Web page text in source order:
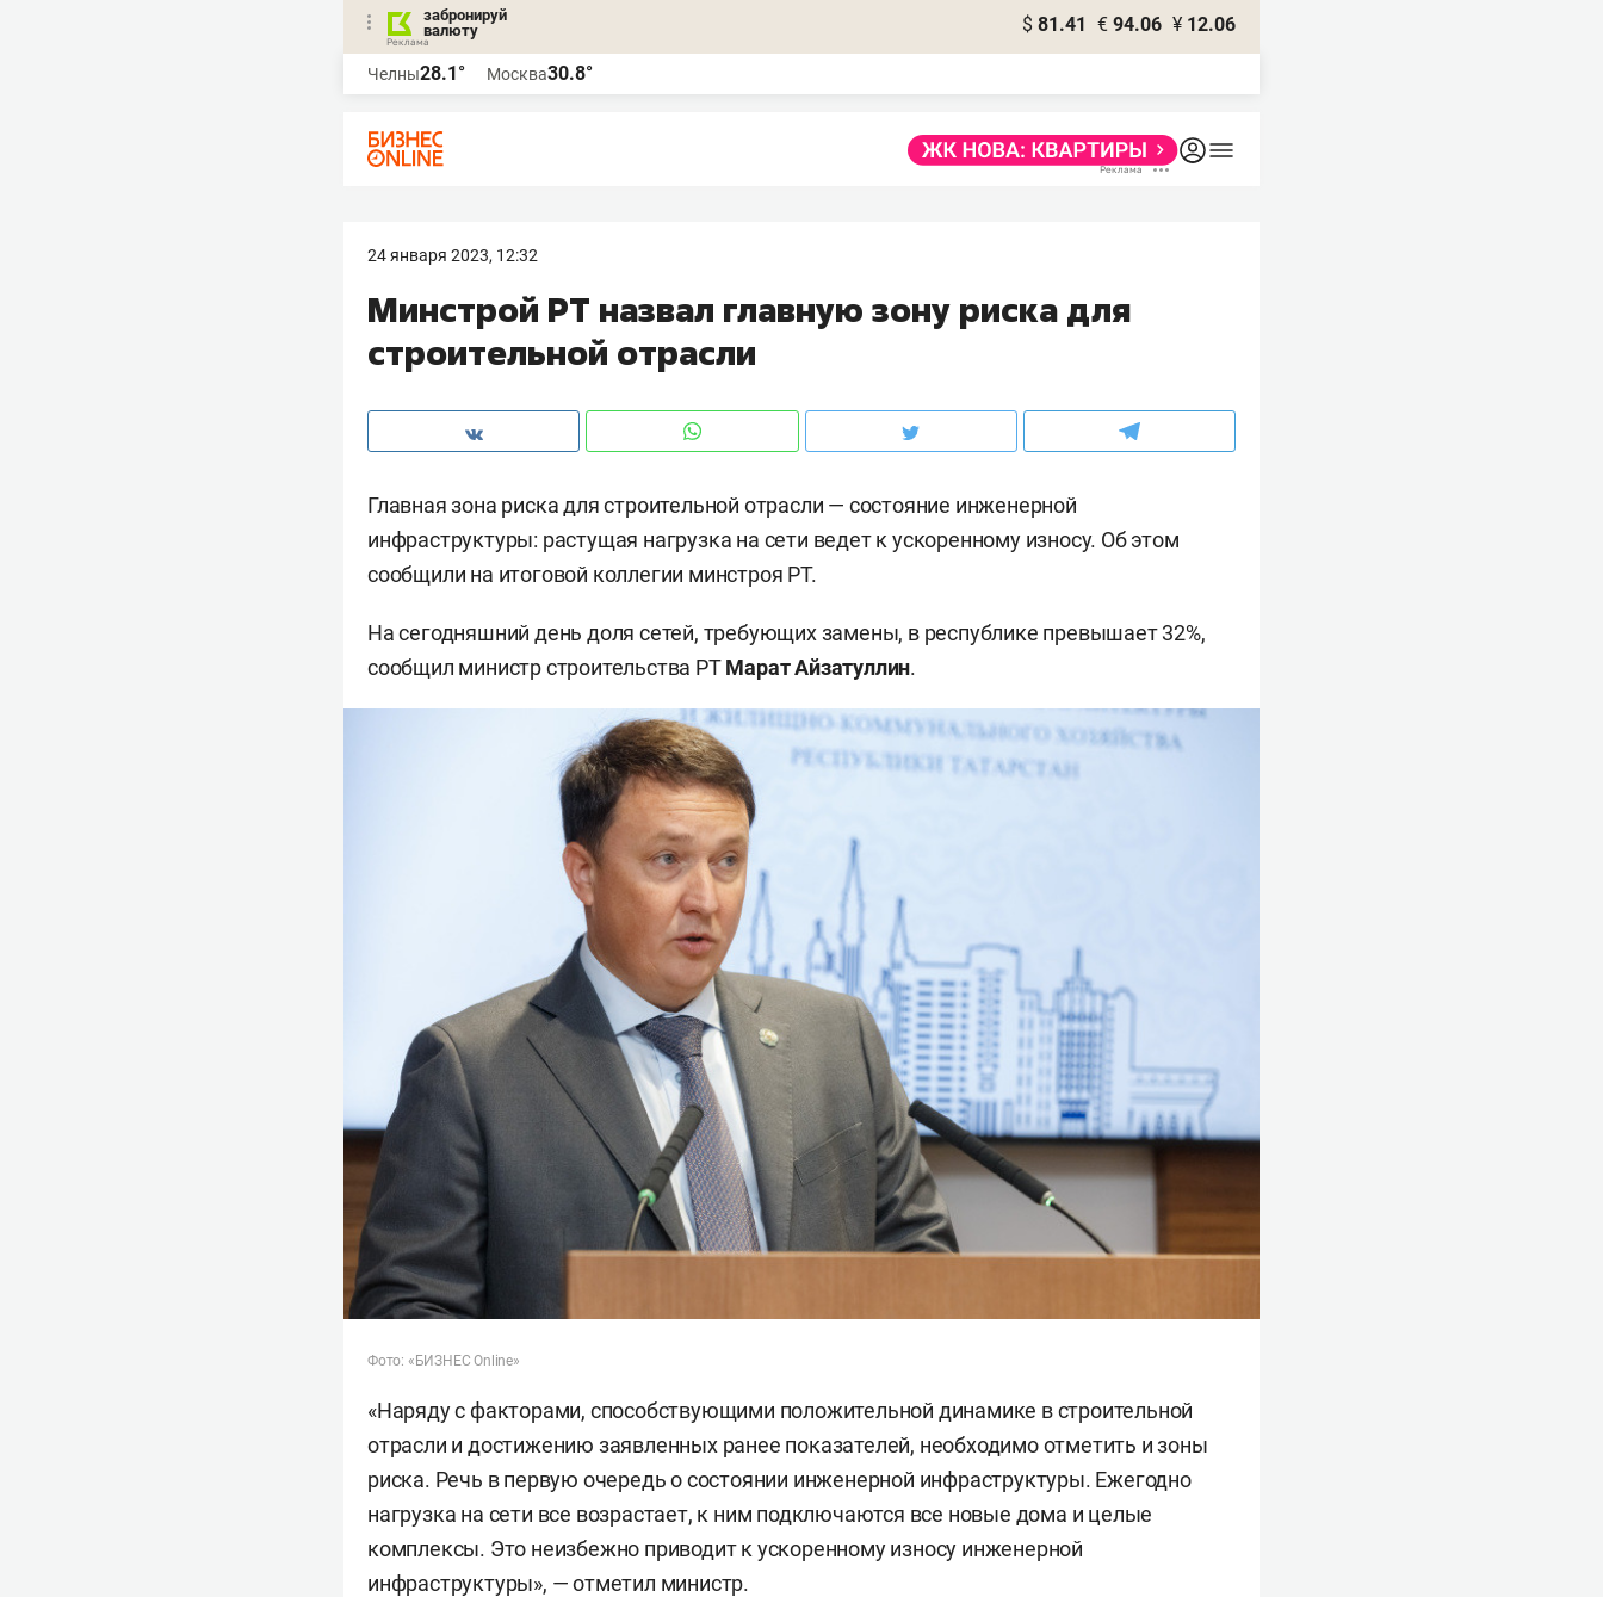
забронируй
валюту
$ 81.41 € 94.06 ¥ 12.06
Челны28.1° Москва30.8°
24 января 2023, 12:32
Минстрой РТ назвал главную зону риска для
строительной отрасли
Главная зона риска для строительной отрасли — состояние инженерной
инфраструктуры: растущая нагрузка на сети ведет к ускоренному износу. Об этом
сообщили на итоговой коллегии минстроя РТ.
На сегодняшний день доля сетей, требующих замены, в республике превышает 32%,
сообщил министр строительства РТМарат Айзатуллин.
Фото: «БИЗНЕС Online»
«Наряду с факторами, способствующими положительной динамике в строительной
отрасли и достижению заявленных ранее показателей, необходимо отметить и зоны
риска. Речь в первую очередь о состоянии инженерной инфраструктуры. Ежегодно
нагрузка на сети все возрастает, к ним подключаются все новые дома и целые
комплексы. Это неизбежно приводит к ускоренному износу инженерной
инфраструктуры», — отметил министр.